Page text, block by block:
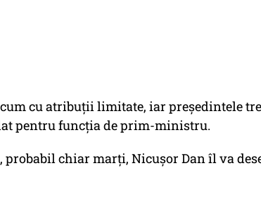
cu atribuții limitate, iar președintele
pentru funcția de prim-ministru.
probabil chiar marți, Nicușor Dan îl va